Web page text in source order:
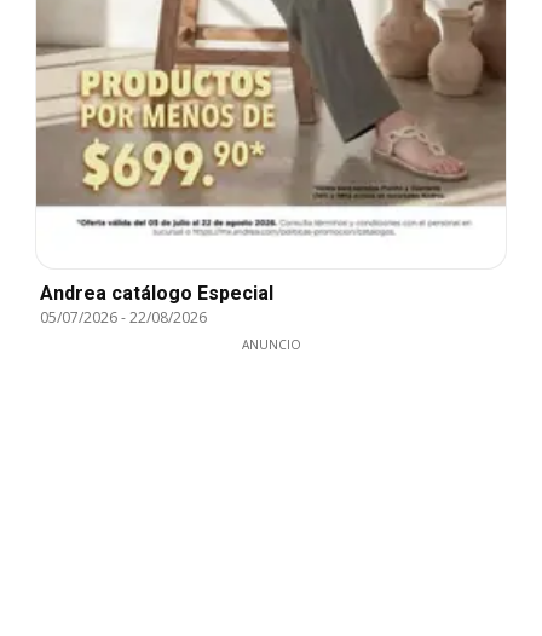
Andrea catálogo Especial
05/07/2026-22/08/2026
ANUNCIO